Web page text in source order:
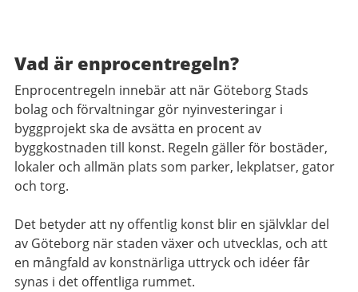
Vad är enprocentregeln?
Enprocentregeln innebär att när Göteborg Stads
bolag och förvaltningar gör nyinvesteringar i
byggprojekt ska de avsätta en procent av
byggkostnaden till konst. Regeln gäller för bostäder,
lokaler och allmän plats som parker, lekplatser, gator
och torg.
Det betyder att ny offentlig konst blir en självklar del
av Göteborg när staden växer och utvecklas, och att
en mångfald av konstnärliga uttryck och idéer får
synas i det offentliga rummet.